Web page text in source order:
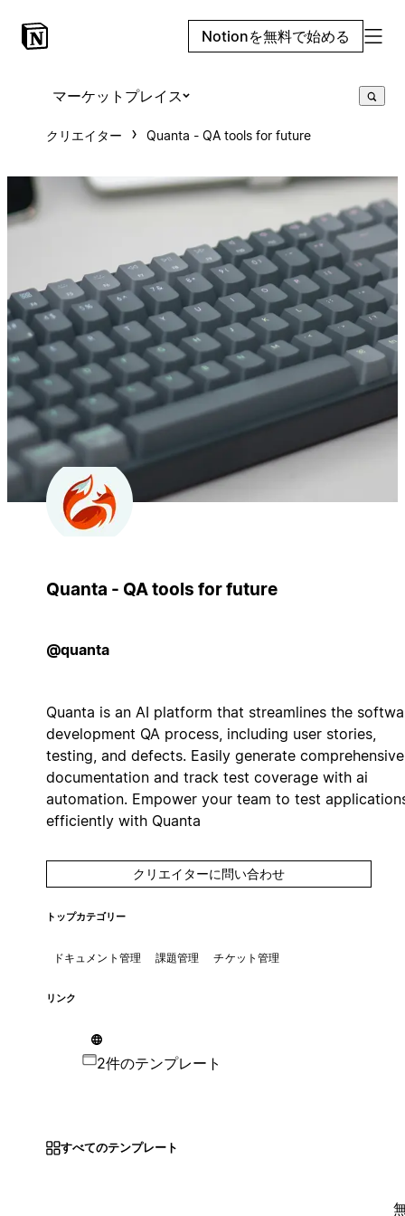
Notionを無料で始める
マーケットプレイス
クリエイター Quanta - QA tools for future
Quanta - QA tools for future
@quanta
Quanta is an AI platform that streamlines the
development QA process, including user stories,
testing, and defects. Easily generate comprehensive
documentation and track test coverage with ai
automation. Empower your team to test
efficiently with Quanta
クリエイターに問い合わせ
トップカテゴリー
ドキュメント管理 課題管理 チケット管理
リンク
2件のテンプレート
すべてのテンプレート